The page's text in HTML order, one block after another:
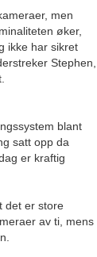
men
øker,
ikke har sikret
Stephen,
blant
satt opp da
er kraftig
det er store
av ti, mens